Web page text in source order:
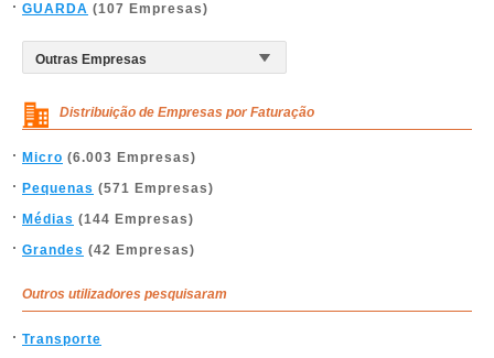
GUARDA (107 Empresas)
Distribuição de Empresas por Faturação
Micro (6.003 Empresas)
Pequenas (571 Empresas)
Médias (144 Empresas)
Grandes (42 Empresas)
Outros utilizadores pesquisaram
Transporte